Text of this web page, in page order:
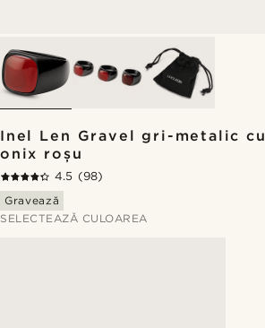
Inel Len Gravel gri-metalic cu
onix roșu
4.5 (98)
Gravează
SELECTEAZĂ CULOAREA